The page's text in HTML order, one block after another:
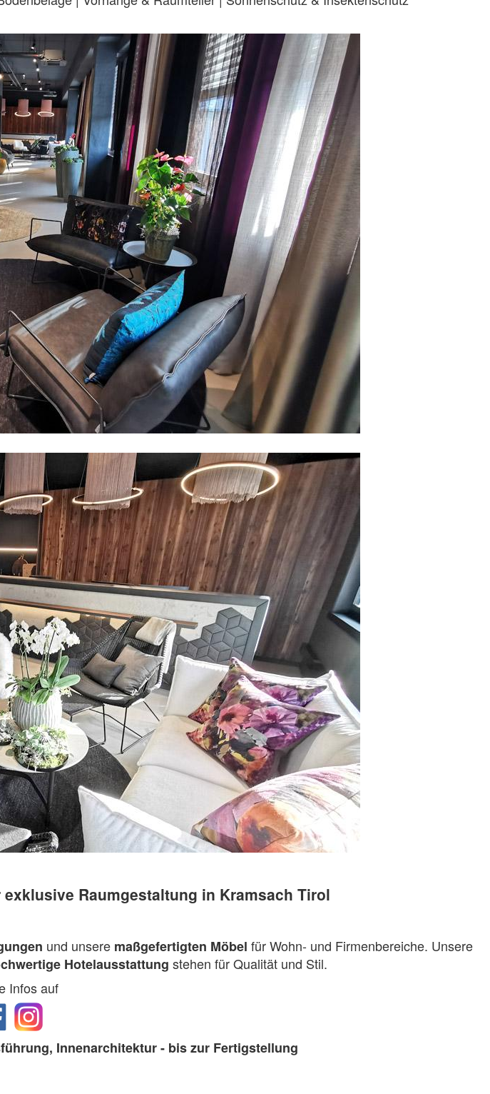
Raumgestaltung in Kramsach Tirol
und unsere maßgefertigten Möbel für Wohn- und Firmenbereiche. Unsere
Hotelausstattung stehen für Qualität und Stil.
Infos auf
Innenarchitektur - bis zur Fertigstellung